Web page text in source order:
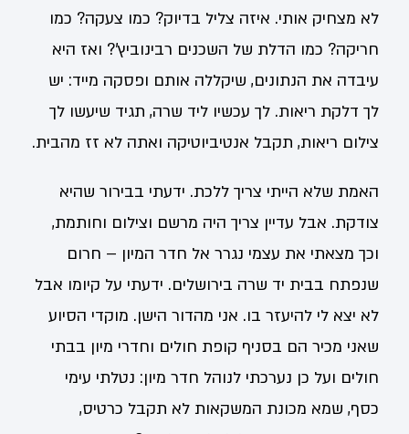
לא מצחיק אותי. איזה צליל בדיוק? כמו צעקה? כמו
חריקה? כמו הדלת של השכנים רבינוביץ'? ואז היא
עיבדה את הנתונים, שיקללה אותם ופסקה מייד: יש
לך דלקת ריאות. לך עכשיו ליד שרה, תגיד שיעשו לך
צילום ריאות, תקבל אנטיביוטיקה ואתה לא זז מהבית.
האמת שלא הייתי צריך ללכת. ידעתי בבירור שהיא
צודקת. אבל עדיין צריך היה מרשם וצילום וחותמת,
וכך מצאתי את עצמי נגרר אל חדר המיון – חרום
שנפתח בבית יד שרה בירושלים. ידעתי על קיומו אבל
לא יצא לי להיעזר בו. אני מהדור הישן. מוקדי הסיוע
שאני מכיר הם בסניף קופת חולים וחדרי מיון בבתי
חולים ועל כן נערכתי לנוהל חדר מיון: נטלתי עימי
כסף, שמא מכונת המשקאות לא תקבל כרטיס,